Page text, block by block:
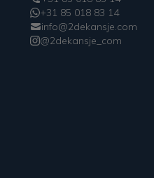
+31 85 018 83 14
info@2dekansje.com
@2dekansje_com